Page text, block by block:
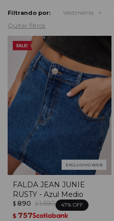
Filtrando por: Vestimenta
Quitar filtros
EXCLUSIVO WEB
FALDA JEAN JUNIE
RUSTY - Azul Medio
$ 890 $ 1.690 47
$ 757